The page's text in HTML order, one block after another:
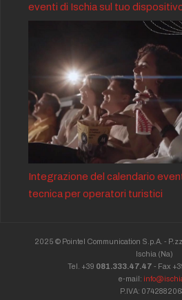
eventi di Ischia sul tuo
Integrazione del calendario
tecnica per operatori turistici
2025 © Pointel Communication S.p.A. -
Ischia (Na)
Tel. +39 081.333.47.47 - Fax
e-mail:
P.IVA: